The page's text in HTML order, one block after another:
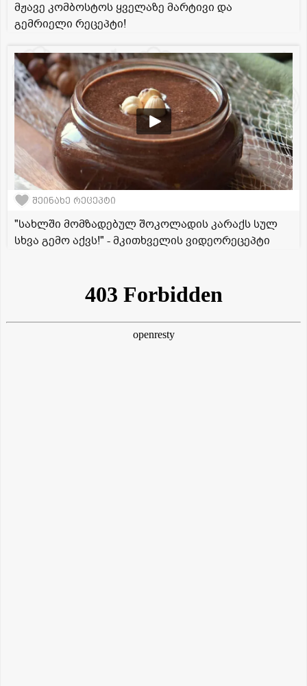
მჟავე კომბოსტოს ყველაზე მარტივი და
გემრიელი რეცეპტი!
შეინახე რეცეპტი
"სახლში მომზადებულ შოკოლადის კარაქს სულ
სხვა გემო აქვს!" - მკითხველის ვიდეორეცეპტი